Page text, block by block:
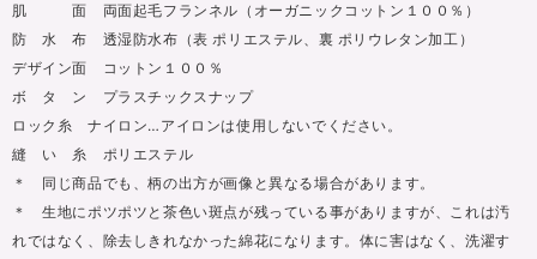
肌 面 両面起毛フランネル（オーガニックコットン１００％）
防 水 布 透湿防水布（表 ポリエステル、裏 ポリウレタン加工）
デザイン面 コットン１００％
ボ タ ン プラスチックスナップ
ロック糸 ナイロン…アイロンは使用しないでください。
縫 い 糸 ポリエステル
＊ 同じ商品でも、柄の出方が画像と異なる場合があります。
＊ 生地にポツポツと茶色い斑点が残っている事がありますが、これは汚
れではなく、除去しきれなかった綿花になります。体に害はなく、洗濯す